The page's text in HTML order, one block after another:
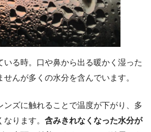
いる時。口や鼻から出る暖かく湿った
んが多くの水分を含んでいます。
ンズに触れることで温度が下がり、多
ります。 含みきれなくなった水分が